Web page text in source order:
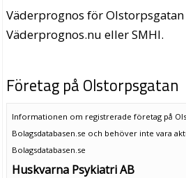
Väderprognos för
Väderprognos.nu eller SMHI.
Företag på Olstorpsgatan
Informationen om registrerade företag på
Bolagsdatabasen.se och behöver inte vara
Bolagsdatabasen.se
Huskvarna Psykiatri AB